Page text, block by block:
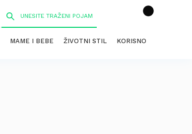
MAME I BEBE ŽIVOTNI STIL KORISNO